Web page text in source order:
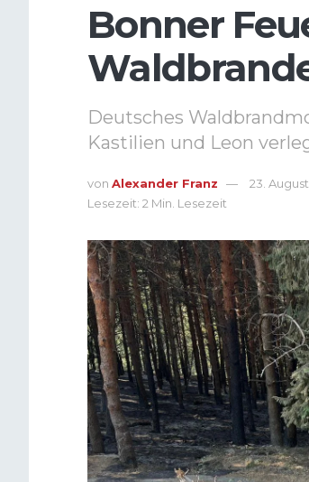
Bonner
Deutsches
Kastilien und Leon
von Alexander Franz 23.
Lesezeit: 2 Min. Lesezeit